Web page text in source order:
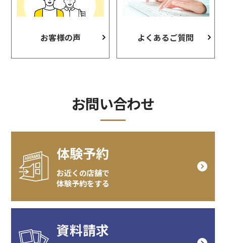
お客様の声 よくあるご質問
お問い合わせ
体験予約
お近くの店舗で
体験予約をする
資料請求